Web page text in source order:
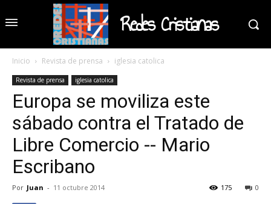
Redes Cristianas
Inicio Revista de prensa iglesia catolica
Revista de prensa iglesia catolica
Europa se moviliza este
sábado contra el Tratado de
Libre Comercio -- Mario
Escribano
Por Juan - 11 octubre 2014 0
175